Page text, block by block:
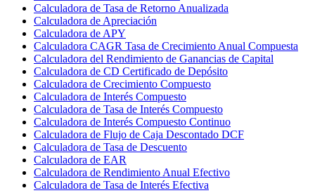
Calculadora de Tasa de Retorno Anualizada
Calculadora de Apreciación
Calculadora de APY
Calculadora CAGR Tasa de Crecimiento Anual Compuesta
Calculadora del Rendimiento de Ganancias de Capital
Calculadora de CD Certificado de Depósito
Calculadora de Crecimiento Compuesto
Calculadora de Interés Compuesto
Calculadora de Tasa de Interés Compuesto
Calculadora de Interés Compuesto Continuo
Calculadora de Flujo de Caja Descontado DCF
Calculadora de Tasa de Descuento
Calculadora de EAR
Calculadora de Rendimiento Anual Efectivo
Calculadora de Tasa de Interés Efectiva